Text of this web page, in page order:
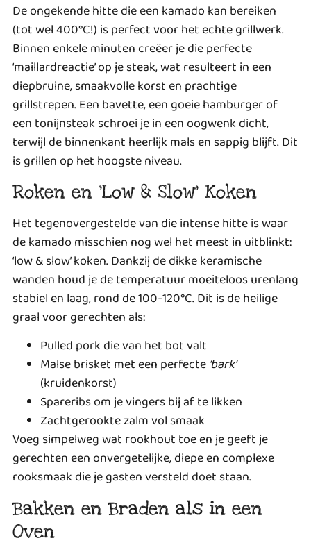
De ongekende hitte die een kamado kan bereiken
(tot wel 400°C!) is perfect voor het echte grillwerk.
Binnen enkele minuten creëer je die perfecte
‘maillardreactie’ op je steak, wat resulteert in een
diepbruine, smaakvolle korst en prachtige
grillstrepen. Een bavette, een goeie hamburger of
een tonijnsteak schroei je in een oogwenk dicht,
terwijl de binnenkant heerlijk mals en sappig blijft. Dit
is grillen op het hoogste niveau.
Roken en ‘Low & Slow’ Koken
Het tegenovergestelde van die intense hitte is waar
de kamado misschien nog wel het meest in uitblinkt:
‘low & slow’ koken. Dankzij de dikke keramische
wanden houd je de temperatuur moeiteloos urenlang
stabiel en laag, rond de 100-120°C. Dit is de heilige
graal voor gerechten als:
Pulled pork die van het bot valt
Malse brisket met een perfecte ‘bark’
(kruidenkorst)
Spareribs om je vingers bij af te likken
Zachtgerookte zalm vol smaak
Voeg simpelweg wat rookhout toe en je geeft je
gerechten een onvergetelijke, diepe en complexe
rooksmaak die je gasten versteld doet staan.
Bakken en Braden als in een
Oven